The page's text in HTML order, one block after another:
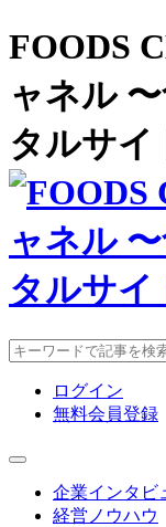
FOODS
ャネル
タルサイ
ログイン
無料会員登録
企業インタビ
経営ノウハウ